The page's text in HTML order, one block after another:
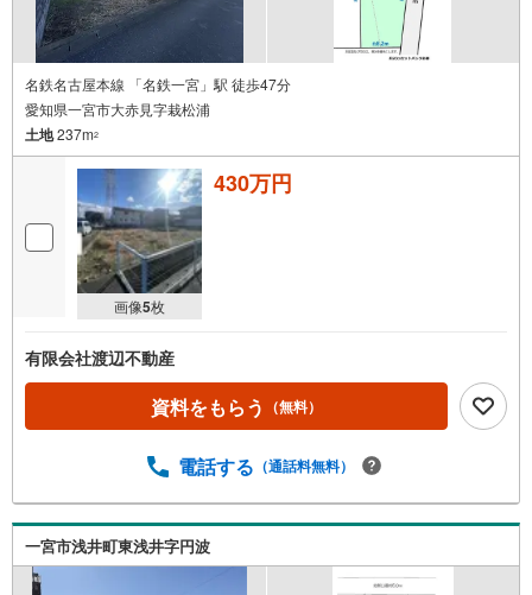
名鉄名古屋本線 「名鉄一宮」駅 徒歩47分
愛知県一宮市大赤見字栽松浦
土地237m2
画像5枚
430万円
有限会社渡辺不動産
資料をもらう （無料）
電話する （通話料無料）
一宮市浅井町東浅井字円波